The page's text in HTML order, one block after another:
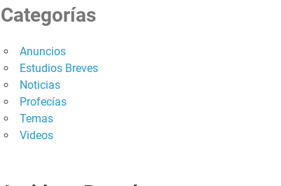
Categorías
Anuncios
Estudios Breves
Noticias
Profecías
Temas
Videos